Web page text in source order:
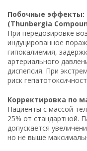
Побочные эффекты:
(Thunbergia
При передозировке
индуцированное
гипокалиемия,
артериального
диспепсия. При
риск
Корректировка по
Пациенты с массой
25% от стандартной.
допускается
но не выше